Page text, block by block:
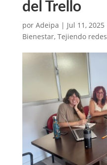
del Trello
por Adeipa | Jul 11, 2025
Bienestar, Tejiendo redes